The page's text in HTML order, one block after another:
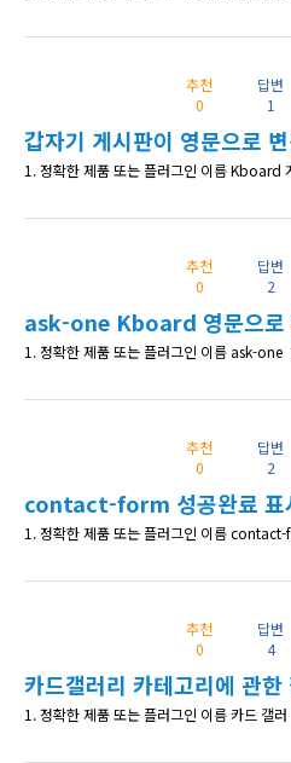
추천
0
답변
1
추천
0
답변
2
추천
0
답변
2
추천
0
답변
4
카드갤러리 카테고리에 관한